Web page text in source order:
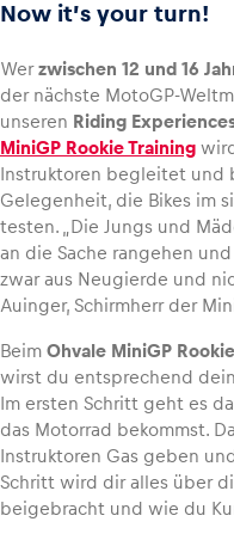
Now it’s your turn!
Werzwischen 12 und 16
der nächste MotoGP-
unseren Riding
MiniGP Rookie Training
Instruktoren begleitet und
Gelegenheit, die Bikes im
testen. „Die Jungs und
an die Sache rangehen
zwar aus Neugierde und
Auinger, Schirmherr der
Beim Ohvale MiniGP
wirst du entsprechend
Im ersten Schritt geht es
das Motorrad bekommst.
Instruktoren Gas geben
Schritt wird dir alles über
beigebracht und wie du